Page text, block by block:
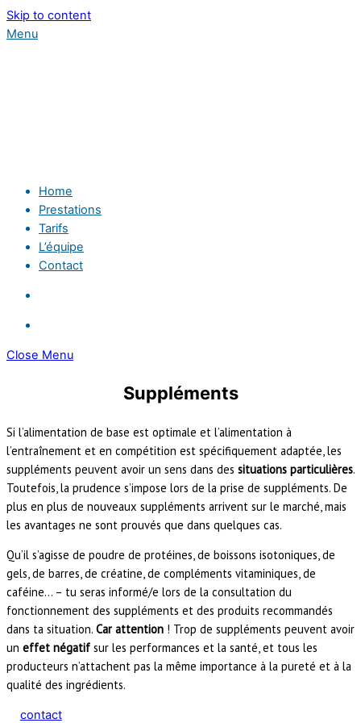
Skip to content
Menu
Home
Prestations
Tarifs
L’équipe
Contact
Close Menu
Suppléments
Si l’alimentation de base est optimale et l’alimentation à
l’entraînement et en compétition est spécifiquement adaptée, les
suppléments peuvent avoir un sens dans des situations particulières.
Toutefois, la prudence s’impose lors de la prise de suppléments. De
plus en plus de nouveaux suppléments arrivent sur le marché, mais
les avantages ne sont prouvés que dans quelques cas.
Qu’il s’agisse de poudre de protéines, de boissons isotoniques, de
gels, de barres, de créatine, de compléments vitaminiques, de
caféine… – tu seras informé/e lors de la consultation du
fonctionnement des suppléments et des produits recommandés
dans ta situation. Car attention ! Trop de suppléments peuvent avoir
un effet négatif sur les performances et la santé, et tous les
producteurs n’attachent pas la même importance à la pureté et à la
qualité des ingrédients.
contact